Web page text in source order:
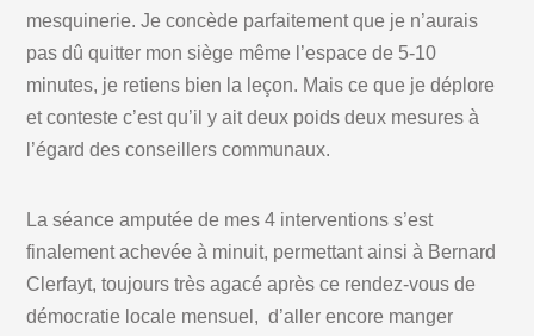
mesquinerie. Je concède parfaitement que je n’aurais
pas dû quitter mon siège même l’espace de 5-10
minutes, je retiens bien la leçon. Mais ce que je déplore
et conteste c’est qu’il y ait deux poids deux mesures à
l’égard des conseillers communaux.
La séance amputée de mes 4 interventions s’est
finalement achevée à minuit, permettant ainsi à Bernard
Clerfayt, toujours très agacé après ce rendez-vous de
démocratie locale mensuel, d’aller encore manger